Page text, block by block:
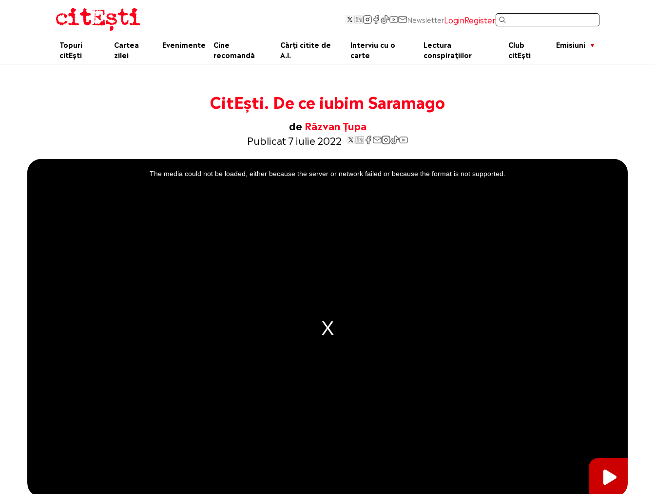
NewsletterLoginRegister
Topuri
citEști
Cartea
zilei
Evenimente
Cine
recomandă
Cărți citite de
A.I.
Interviu cu o
carte
Lectura
conspirațiilor
Club
citEști
Emisiuni
CitEști. De ce iubim Saramago
de Răzvan Țupa
Publicat 7 iulie 2022
This
is
a
The media could not be loaded, either because the server or network failed or because the format is not supported.